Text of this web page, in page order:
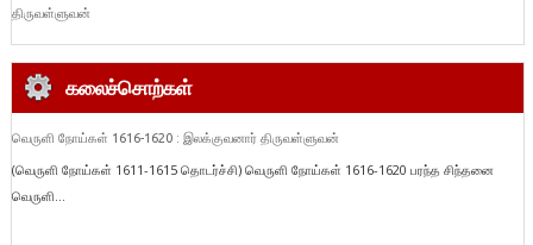
திருவள்ளுவன்
கலைச்சொற்கள்
வெருளி நோய்கள் 1616-1620 : இலக்குவனார் திருவள்ளுவன்
(வெருளி நோய்கள் 1611-1615 தொடர்ச்சி) வெருளி நோய்கள் 1616-1620 பரந்த சிந்தனை
வெருளி...